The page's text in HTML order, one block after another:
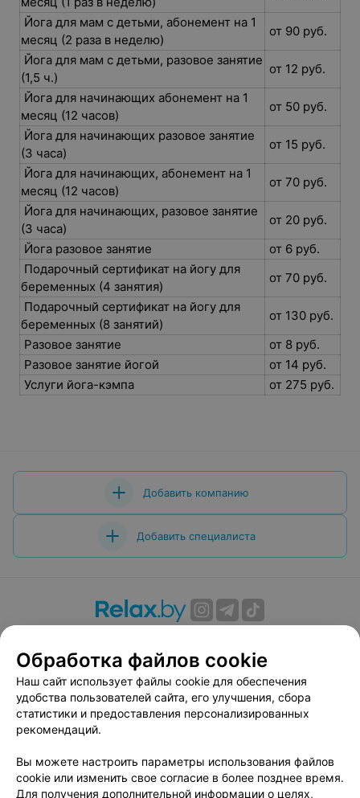
Йога для мам с детьми, абонемент на 1
месяц (2 раза в неделю)
от 90 руб.
Йога для мам с детьми, разовое занятие
(1,5 ч.)
от 12 руб.
Йога для начинающих абонемент на 1
месяц (12 часов)
от 50 руб.
Йога для начинающих разовое занятие
(3 часа)
от 15 руб.
Йога для начинающих, абонемент на 1
месяц (12 часов)
от 70 руб.
Йога для начинающих, разовое занятие
(3 часа)
от 20 руб.
Йога разовое занятие
от 6 руб.
Подарочный сертификат на йогу для
беременных (4 занятия)
от 70 руб.
Подарочный сертификат на йогу для
беременных (8 занятий)
от 130 руб.
Разовое занятие
от 8 руб.
Разовое занятие йогой
от 14 руб.
Услуги йога-кэмпа
от 275 руб.
Добавить компанию
Добавить специалиста
Вакансии
Публичный договор
Способы оплаты
Публичный договор по использованию сервиса
«Афиша»
Пользовательское соглашение
Связаться по вопросам сотрудничества
Написать руководителю relax.by
Обработка файлов cookie
Наш сайт использует файлы cookie для обеспечения
удобства пользователей сайта, его улучшения, сбора
статистики и предоставления персонализированных
рекомендаций.
Вы можете настроить параметры использования файлов
cookie или изменить свое согласие в более позднее время.
Для получения дополнительной информации о целях,